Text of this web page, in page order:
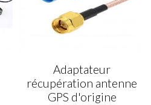
Adaptateur
récupération antenne
GPS d'origine